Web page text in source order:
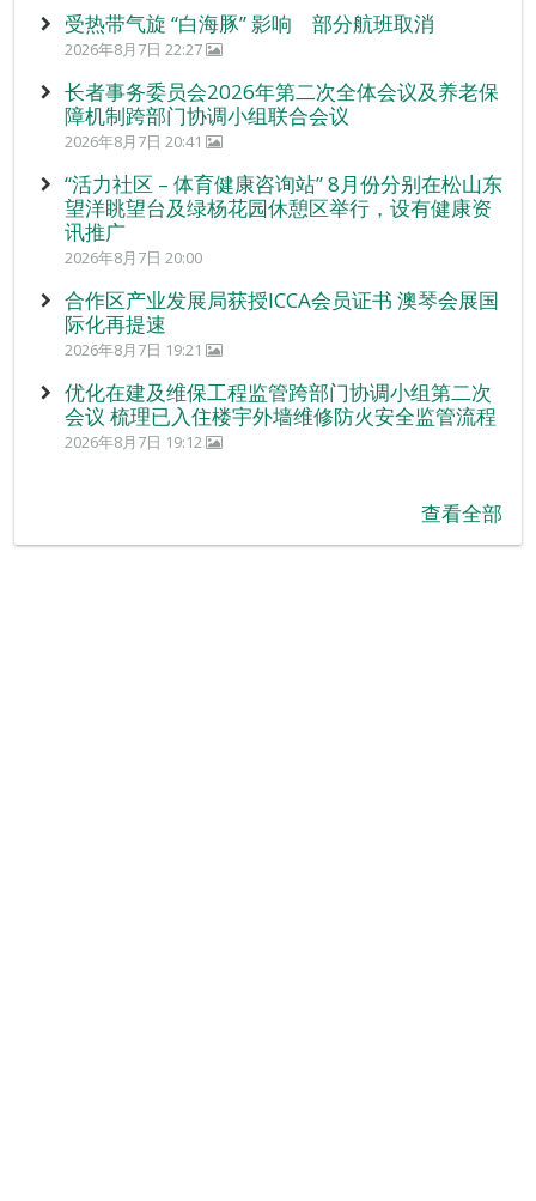
受热带气旋 “白海豚” 影响 部分航班取消
2026年8月7日 22:27
长者事务委员会2026年第二次全体会议及养老保
障机制跨部门协调小组联合会议
2026年8月7日 20:41
“活力社区 – 体育健康咨询站” 8月份分别在松山东
望洋眺望台及绿杨花园休憩区举行，设有健康资
讯推广
2026年8月7日 20:00
合作区产业发展局获授ICCA会员证书 澳琴会展国
际化再提速
2026年8月7日 19:21
优化在建及维保工程监管跨部门协调小组第二次
会议 梳理已入住楼宇外墙维修防火安全监管流程
2026年8月7日 19:12
查看全部